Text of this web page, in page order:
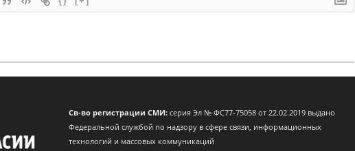
Св-во регистрации СМИ: серия Эл № ФС77-75058 от 22.02.2019 выдано
Федеральной службой по надзору в сфере связи, информационных
технологий и массовых коммуникаций